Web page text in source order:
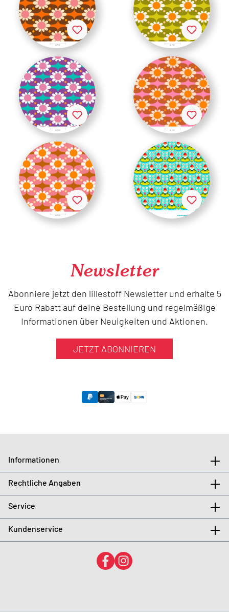
Newsletter
Abonniere jetzt den lillestoff Newsletter und erhalte 5
Euro Rabatt auf deine Bestellung und regelmäßige
Informationen über Neuigkeiten und Aktionen.
JETZT ABONNIEREN
Informationen
Rechtliche Angaben
Service
Kundenservice